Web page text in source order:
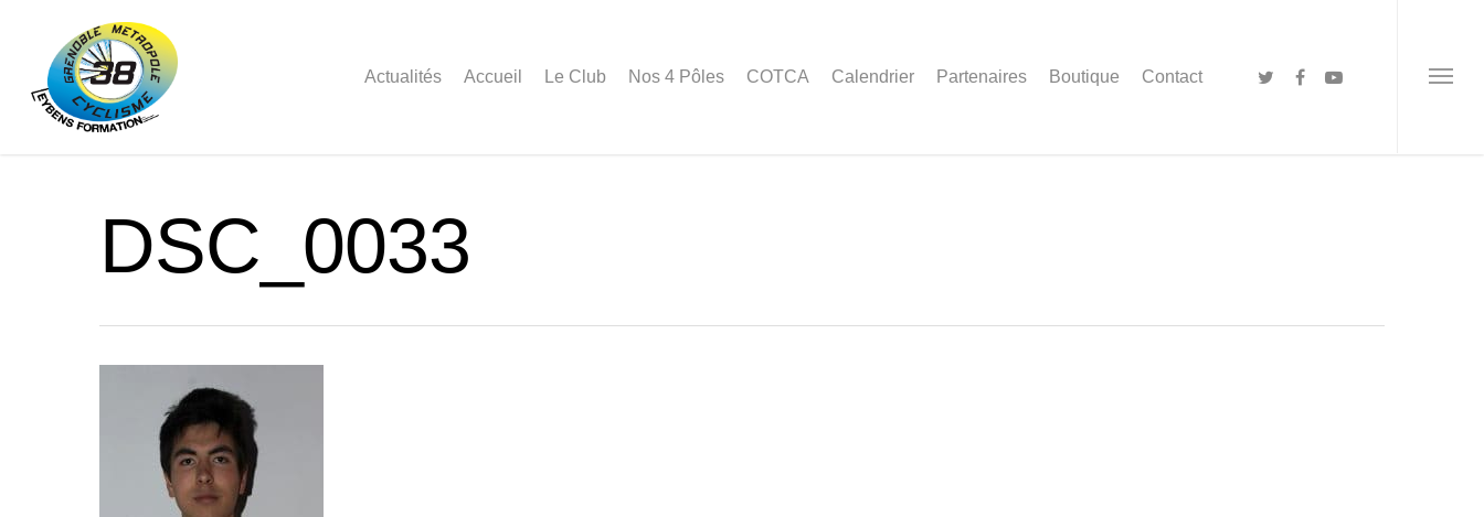
Actualités Accueil Le Club Nos 4 Pôles COTCA Calendrier Partenaires Boutique Contact
DSC_0033